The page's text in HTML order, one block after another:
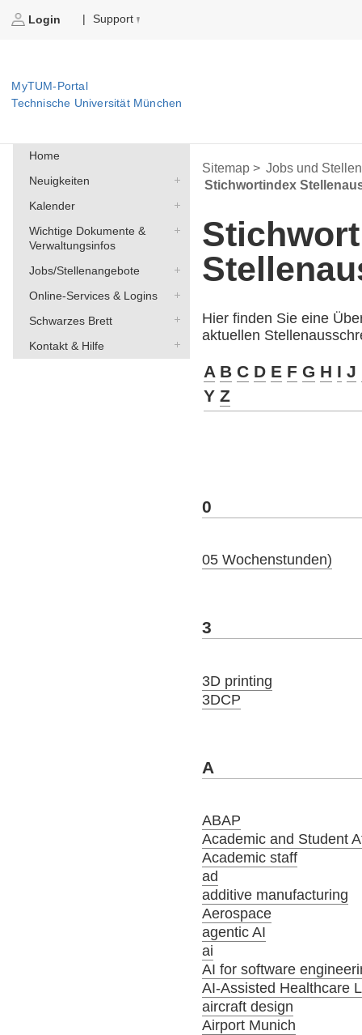
Login | Support
MyTUM-Portal
Technische Universität München
Home
Neuigkeiten
Kalender
Wichtige Dokumente &
Verwaltungsinfos
Jobs/Stellenangebote
Online-Services & Logins
Schwarzes Brett
Kontakt & Hilfe
Sitemap > Jobs und
Stichwortindex
Hier finden Sie eine
aktuellen
A B C D E F G H I J
Y Z
0
05 Wochenstunden)
3
3D printing
3DCP
A
ABAP
Academic and Student
Academic staff
ad
additive manufacturing
Aerospace
agentic AI
ai
AI for software
AI-Assisted Healthcare
aircraft design
Airport Munich